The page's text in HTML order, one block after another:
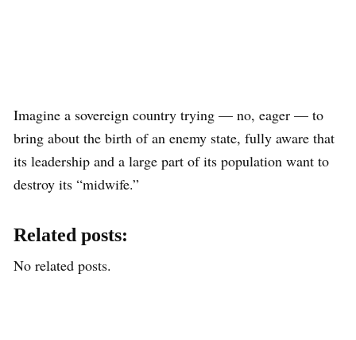
Imagine a sovereign country trying — no, eager — to
bring about the birth of an enemy state, fully aware that
its leadership and a large part of its population want to
destroy its “midwife.”
Related posts:
No related posts.